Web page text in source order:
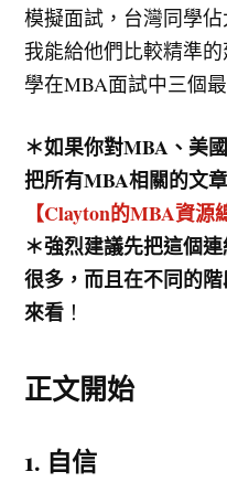
模擬面試，台灣同學
我能給他們比較精準
學在MBA面試中三個
＊如果你對MBA、美
把所有MBA相關的文
【Clayton的MBA資源
＊強烈建議先把這個
很多，而且在不同的
來看 ！
正文開始
1. 自信